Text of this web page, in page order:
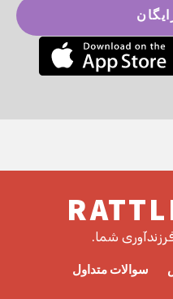
شما.
سوالات متداول